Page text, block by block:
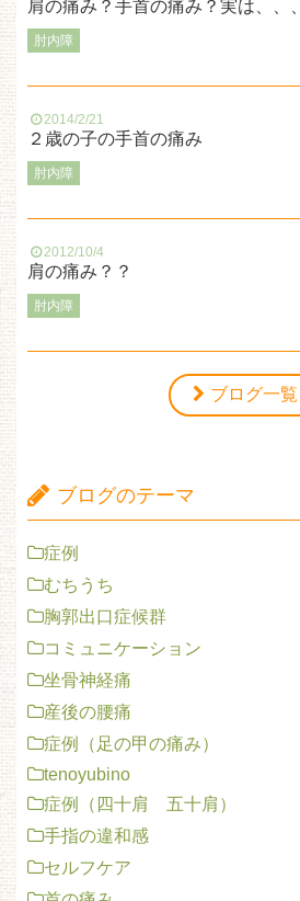
肩の痛み？手首の痛み？実は、、、
肘内障
2014/2/21
２歳の子の手首の痛み
肘内障
2012/10/4
肩の痛み？？
肘内障
ブログ一覧
ブログのテーマ
症例
むちうち
胸郭出口症候群
コミュニケーション
坐骨神経痛
産後の腰痛
症例（足の甲の痛み）
tenoyubino
症例（四十肩 五十肩）
手指の違和感
セルフケア